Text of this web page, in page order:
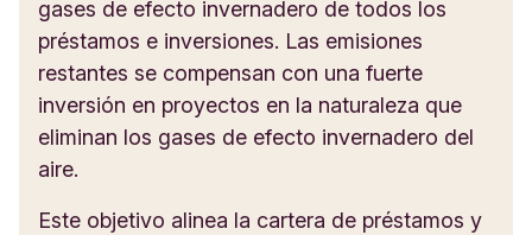
gases de efecto invernadero de todos los
préstamos e inversiones. Las emisiones
restantes se compensan con una fuerte
inversión en proyectos en la naturaleza que
eliminan los gases de efecto invernadero del
aire.
Este objetivo alinea la cartera de préstamos y